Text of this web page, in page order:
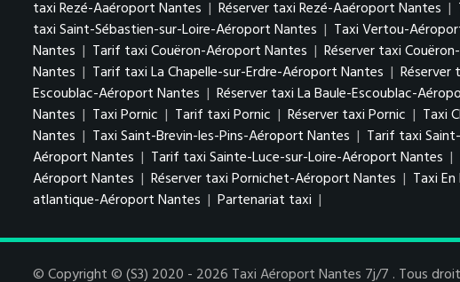
taxi Rezé-Aaéroport Nantes | Réserver taxi Rezé-Aaéroport Nantes |
taxi Saint-Sébastien-sur-Loire-Aéroport Nantes | Taxi Vertou-
Nantes | Tarif taxi Couëron-Aéroport Nantes | Réserver taxi
Nantes | Tarif taxi La Chapelle-sur-Erdre-Aéroport Nantes | Réserver
Escoublac-Aéroport Nantes | Réserver taxi La Baule-Escoublac-
Nantes | Taxi Pornic | Tarif taxi Pornic | Réserver taxi Pornic | Taxi
Nantes | Taxi Saint-Brevin-les-Pins-Aéroport Nantes | Tarif taxi
Aéroport Nantes | Tarif taxi Sainte-Luce-sur-Loire-Aéroport Nantes |
Aéroport Nantes | Réserver taxi Pornichet-Aéroport Nantes | Taxi
atlantique-Aéroport Nantes | Partenariat taxi |
© Copyright © (S3) 2020 - 2026 Taxi Aéroport Nantes 7j/7 . Tous